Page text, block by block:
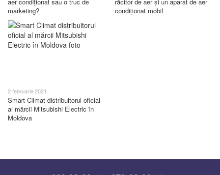
marketing?
condiționat mobil
2 februarie 2021
Smart Climat distribuitorul oficial
al mărcii Mitsubishi Electric în
Moldova